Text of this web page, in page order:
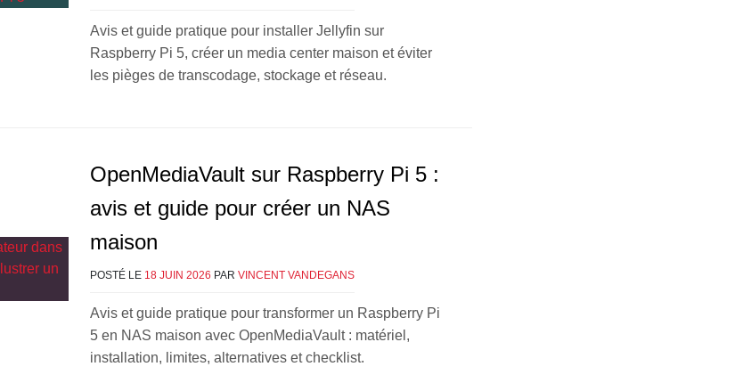
Avis et guide pratique pour installer Jellyfin sur
Raspberry Pi 5, créer un media center maison et éviter
les pièges de transcodage, stockage et réseau.
OpenMediaVault sur Raspberry Pi 5 :
avis et guide pour créer un NAS
maison
POSTÉ LE 18 JUIN 2026 PAR VINCENT VANDEGANS
Avis et guide pratique pour transformer un Raspberry Pi
5 en NAS maison avec OpenMediaVault : matériel,
installation, limites, alternatives et checklist.